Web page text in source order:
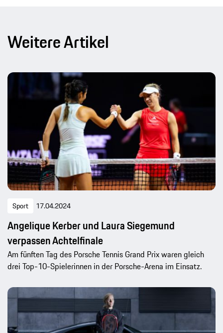
Weitere Artikel
Sport 17.04.2024
Angelique Kerber und Laura Siegemund
verpassen Achtelfinale
Am fünften Tag des Porsche Tennis Grand Prix waren gleich
drei Top-10-Spielerinnen in der Porsche-Arena im Einsatz.